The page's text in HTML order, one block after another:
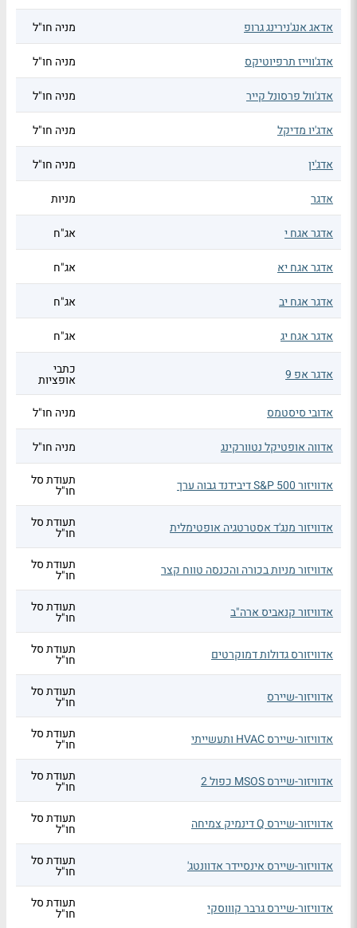
אדאג אנג'נירינג גרופ מניה חו"ל
אדג'ווייז תרפיוטיקס מניה חו"ל
אדג'וול פרסונל קייר מניה חו"ל
אדג'יו מדיקל מניה חו"ל
אדג'ין מניה חו"ל
אדגר מניות
אדגר אגח י אג"ח
אדגר אגח יא אג"ח
אדגר אגח יב אג"ח
אדגר אגח יג אג"ח
אדגר אפ 9 כתבי
אופציות
אדובי סיסטמס
מניה חו"ל
אדווה אופטיקל נטוורקינג מניה חו"ל
אדוויזור S&P 500 דיבידנד גבוה ערך תעודת סל
חו"ל
אדוויזור מנג'ד אסטרטגיה אופטימלית תעודת סל
חו"ל
אדוויזור מניות בכורה והכנסה טווח קצר תעודת סל
חו"ל
אדוויזור קנאביס ארה"ב תעודת סל
חו"ל
אדוויזורס גדולות דמוקרטים תעודת סל
חו"ל
אדוויזור-שיירס תעודת סל
חו"ל
אדוויזור-שיירס HVAC ותעשייתי תעודת סל
חו"ל
אדוויזור-שיירס MSOS כפול 2 תעודת סל
חו"ל
אדוויזור-שיירס Q דינמיק צמיחה תעודת סל
חו"ל
אדוויזור-שיירס אינסיידר אדוונטג' תעודת סל
חו"ל
אדוויזור-שיירס גרבר קוווסקי תעודת סל
חו"ל